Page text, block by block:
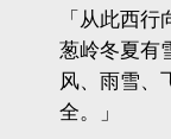
「从此西
葱岭冬夏有
风、雨雪、
全。」